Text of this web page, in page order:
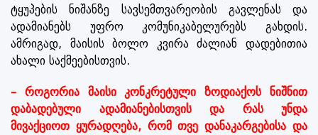
ტყუპების ნიშანზე სავსემთვარეობის გავლენას და
ადამიანებს უფრო კომუნიკაბელურებს გახდის.
ამრიგად, მაისის ბოლო კვირა ძალიან დადებითია
ახალი საქმეებისთვის.
– როგორია მაისი კონკრეტული ზოდიაქოს ნიშნით
დაბადებული ადამიანებისთვის და რას უნდა
მივაქციოთ ყურადღება, რომ თვე დანაკარგებისა და